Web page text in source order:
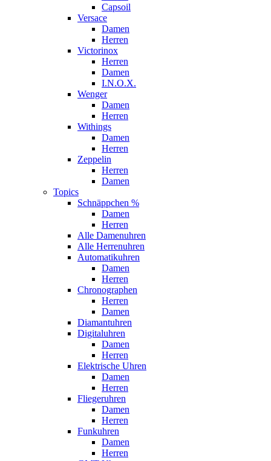
Capsoil
Versace
Damen
Herren
Victorinox
Herren
Damen
I.N.O.X.
Wenger
Damen
Herren
Withings
Damen
Herren
Zeppelin
Herren
Damen
Topics
Schnäppchen %
Damen
Herren
Alle Damenuhren
Alle Herrenuhren
Automatikuhren
Damen
Herren
Chronographen
Herren
Damen
Diamantuhren
Digitaluhren
Damen
Herren
Elektrische Uhren
Damen
Herren
Fliegeruhren
Damen
Herren
Funkuhren
Damen
Herren